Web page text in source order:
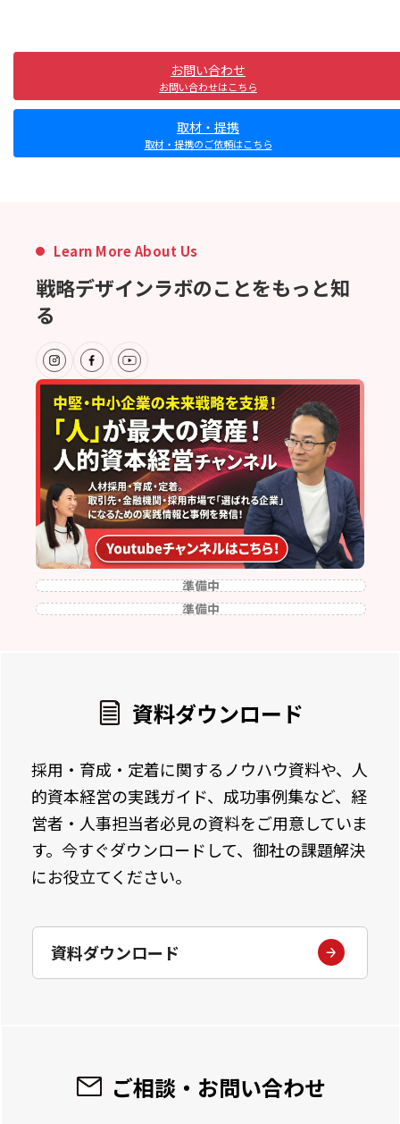
お問い合わせ
お問い合わせはこちら
取材・提携
取材・提携のご依頼はこちら
Learn More About Us
戦略デザインラボのことをもっと知
る
準備中
準備中
資料ダウンロード
採用・育成・定着に関するノウハウ資料や、人
的資本経営の実践ガイド、成功事例集など、経
営者・人事担当者必見の資料をご用意していま
す。今すぐダウンロードして、御社の課題解決
にお役立てください。
資料ダウンロード
ご相談・お問い合わせ